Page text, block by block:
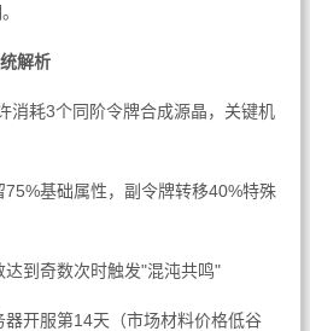
解析
消耗3个同阶令牌合成源晶，关键机
基础属性，副令牌转移40%特殊
到奇数次时触发"混沌共鸣"
开服第14天（市场材料价格低谷